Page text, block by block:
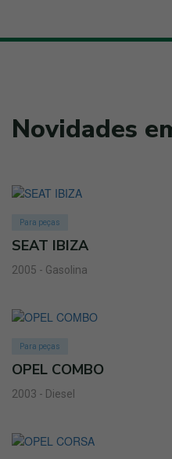
Novidades
Para peças
SEAT IBIZA
2005 - Gasolina
Para peças
OPEL COMBO
2003 - Diesel